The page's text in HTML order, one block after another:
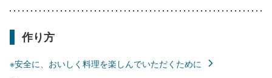
作り方
※安全に、おいしく料理を楽しんでいただくために